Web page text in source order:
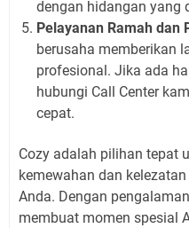
dengan hidangan yang
Pelayanan Ramah dan
berusaha memberikan
profesional. Jika ada
hubungi Call Center
cepat.
Cozy adalah pilihan tepat
kemewahan dan
Anda. Dengan
membuat momen spesial